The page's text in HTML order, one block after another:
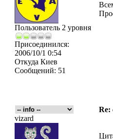
Пользователь 2 уровня
Присоединился:
2006/10/1 0:54
Откуда Киев
Сообщений: 51
Re:
vizard